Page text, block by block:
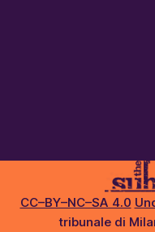
CC–BY–NC–SA 4.0
tribunale di